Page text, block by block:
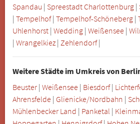
Spandau | Spreestadt Charlottenburg |
| Tempelhof| Tempelhof-Schöneberg |
Uhlenhorst | Wedding | Weißensee |
| Wrangelkiez | Zehlendorf|
Weitere Städte im Umkreis von
Beuster | Weißensee | Biesdorf|
Ahrensfelde | Glienicke/Nordbahn |
Mühlenbecker Land | Panketal |